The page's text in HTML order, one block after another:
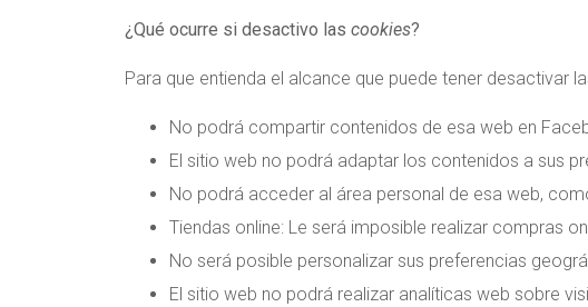
¿Qué ocurre si desactivo las cookies?
Para que entienda el alcance que puede tener desactivar
No podrá compartir contenidos de esa web en
El sitio web no podrá adaptar los contenidos a sus
No podrá acceder al área personal de esa web,
Tiendas online: Le será imposible realizar compras
No será posible personalizar sus preferencias
El sitio web no podrá realizar analíticas web sobre